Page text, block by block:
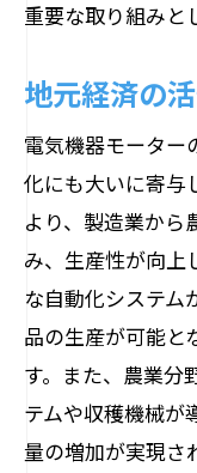
重要な取り組みと
地元経済の
電気機器モーター
化にも大いに寄与
より、製造業から
み、生産性が向上
な自動化システム
品の生産が可能と
す。また、農業分
テムや収穫機械が
量の増加が実現さ